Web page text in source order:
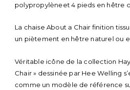
content
polypropylèneet 4 pieds en hêtre
La chaise About a Chair finition
un piètement en hêtre naturel ou
Véritable icône de la collection
Chair » dessinée par Hee Welling
comme un modèle de référence